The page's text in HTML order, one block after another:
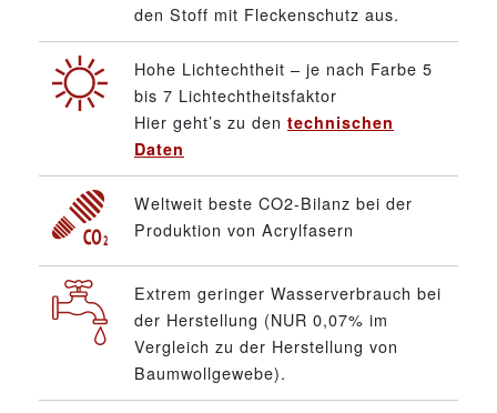
den Stoff mit Fleckenschutz aus.
Hohe Lichtechtheit – je nach Farbe 5
bis 7 Lichtechtheitsfaktor
Hier geht’s zu den technischen
Daten
Weltweit beste CO2-Bilanz bei der
Produktion von Acrylfasern
Extrem geringer Wasserverbrauch bei
der Herstellung (NUR 0,07% im
Vergleich zu der Herstellung von
Baumwollgewebe).